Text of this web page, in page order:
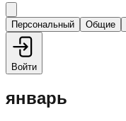
Персональный Общие
Войти
январь